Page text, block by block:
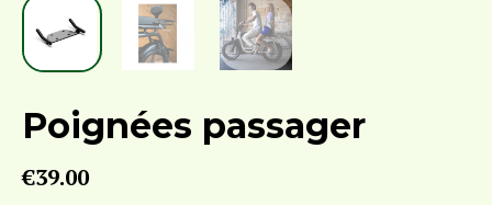
Poignées passager
€39.00